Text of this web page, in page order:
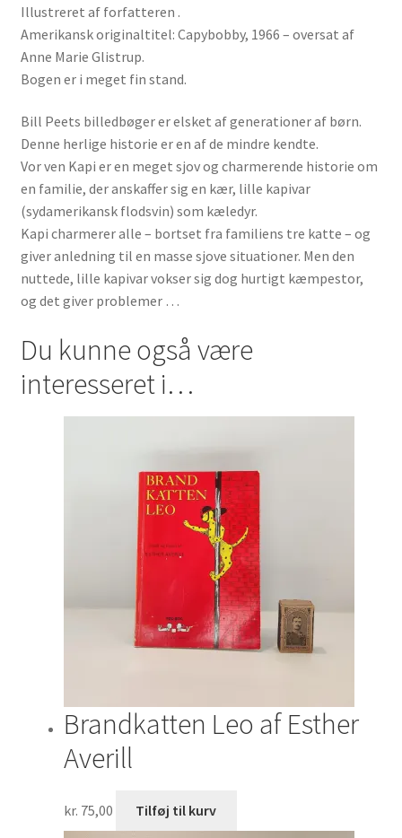
Illustreret af forfatteren .
Amerikansk originaltitel: Capybobby, 1966 – oversat af
Anne Marie Glistrup.
Bogen er i meget fin stand.
Bill Peets billedbøger er elsket af generationer af børn.
Denne herlige historie er en af de mindre kendte.
Vor ven Kapi er en meget sjov og charmerende historie om
en familie, der anskaffer sig en kær, lille kapivar
(sydamerikansk flodsvin) som kæledyr.
Kapi charmerer alle – bortset fra familiens tre katte – og
giver anledning til en masse sjove situationer. Men den
nuttede, lille kapivar vokser sig dog hurtigt kæmpestor,
og det giver problemer …
Du kunne også være
interesseret i…
Brandkatten Leo af Esther
Averill
kr. 75,00 Tilføj til kurv